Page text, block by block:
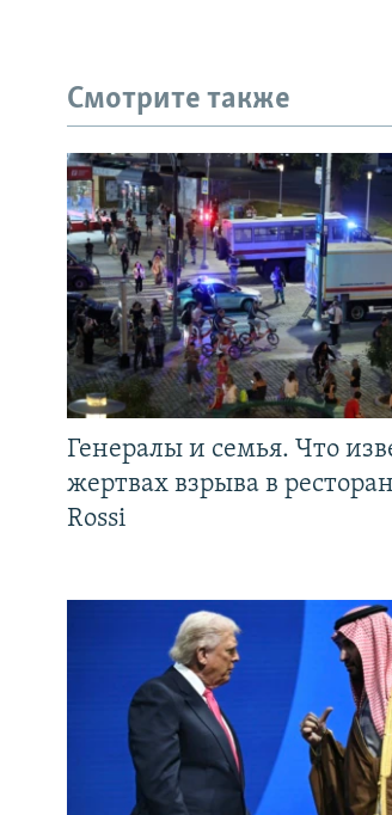
Смотрите также
Генералы и семья. Что
жертвах взрыва в
Rossi